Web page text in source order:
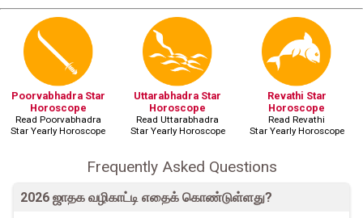
Poorvabhadra Star
Horoscope
Read Poorvabhadra
Star Yearly Horoscope
Uttarabhadra Star
Horoscope
Read Uttarabhadra
Star Yearly Horoscope
Revathi Star
Horoscope
Read Revathi
Star Yearly Horoscope
Frequently Asked Questions
2026 ஜாதக வழிகாட்டி எதைக் கொண்டுள்ளது?